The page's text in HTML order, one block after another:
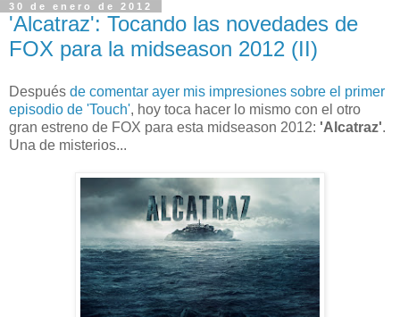
30 de enero de 2012
'Alcatraz': Tocando las novedades de
FOX para la midseason 2012 (II)
Después de comentar ayer mis impresiones sobre el primer
episodio de 'Touch', hoy toca hacer lo mismo con el otro
gran estreno de FOX para esta midseason 2012: 'Alcatraz'.
Una de misterios...